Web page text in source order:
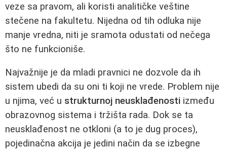
veze sa pravom, ali koristi analitičke veštine
stečene na fakultetu. Nijedna od tih odluka nije
manje vredna, niti je sramota odustati od nečega
što ne funkcioniše.
Najvažnije je da mladi pravnici ne dozvole da ih
sistem ubedi da su oni ti koji ne vrede. Problem nije
u njima, već u strukturnoj neusklađenosti između
obrazovnog sistema i tržišta rada. Dok se ta
neusklađenost ne otkloni (a to je dug proces),
pojedinačna akcija je jedini način da se izbegne